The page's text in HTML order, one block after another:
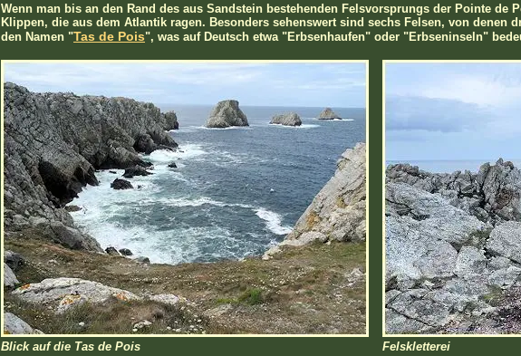
Wenn man bis an den Rand des aus Sandstein bestehenden Felsvorsprungs der Pointe de
Klippen, die aus dem Atlantik ragen. Besonders sehenswert sind sechs Felsen, von denen
den Namen "Tas de Pois", was auf Deutsch etwa "Erbsenhaufen" oder "Erbseninseln"
Blick auf die Tas de Pois
Felskletterei